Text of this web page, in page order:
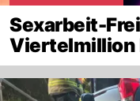
Sexarbeit-
Viertelmillion